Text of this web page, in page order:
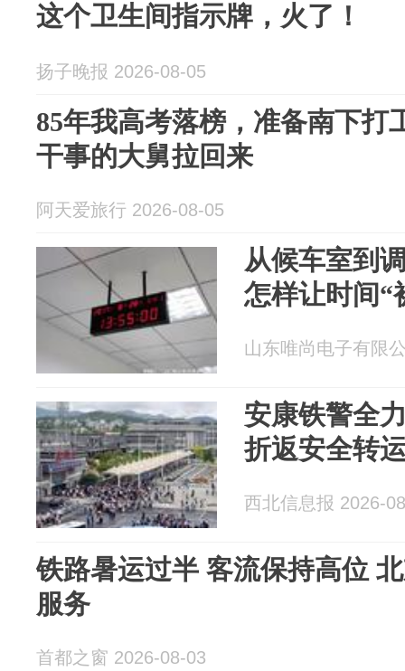
这个卫生间指示牌，火了！
扬子晚报 2026-08-05
85年我高考落榜，准备南下打
干事的大舅拉回来
阿天爱旅行 2026-08-05
从候车室到
怎样让时间“
山东唯尚电子有限
安康铁警全
折返安全转
西北信息报 2026-
铁路暑运过半 客流保持高位
服务
首都之窗 2026-08-03